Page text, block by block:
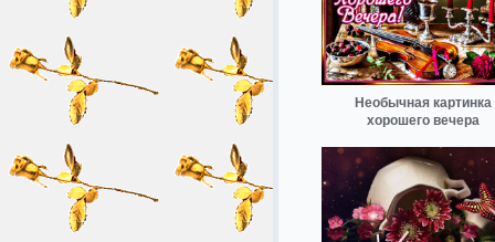
Необычная картинка
хорошего вечера